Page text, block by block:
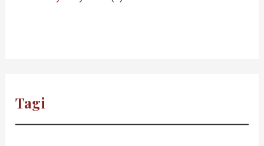
Tagi